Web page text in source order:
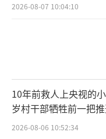
2026-08-07 10:04:10
10年前救人上央视的
岁村干部牺牲前一把
别！
2026-08-06 10:52:34